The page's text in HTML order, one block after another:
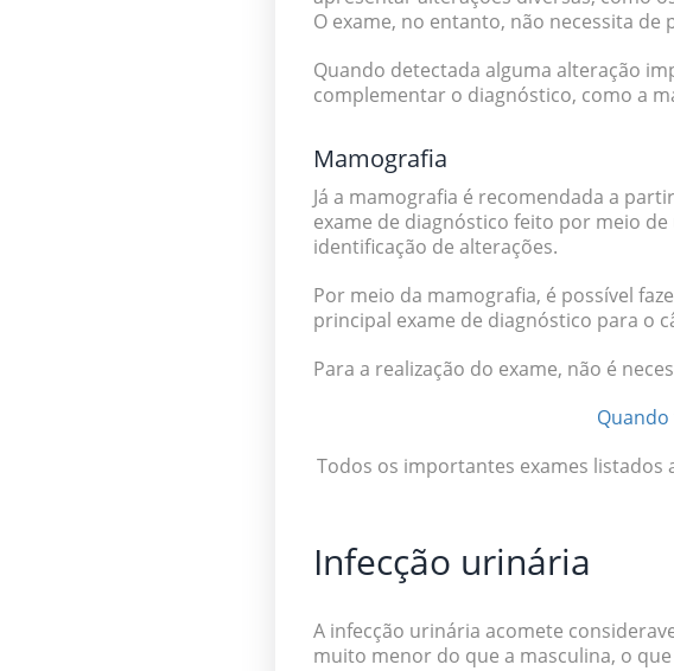
O exame, no entanto, não necessita de
Quando detectada alguma alteração
complementar o diagnóstico, como a
Mamografia
Já a mamografia é recomendada a
exame de diagnóstico feito por meio
identificação de alterações.
Por meio da mamografia, é possível
principal exame de diagnóstico para o
Para a realização do exame, não é
Todos os importantes exames listados
Infecção urinária
A infecção urinária acomete
muito menor do que a masculina, o